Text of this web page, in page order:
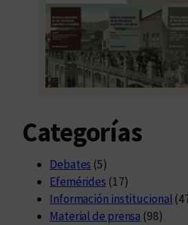
Categorías
Debates (5)
Efemérides (17)
Información institucional
Material de prensa (98)